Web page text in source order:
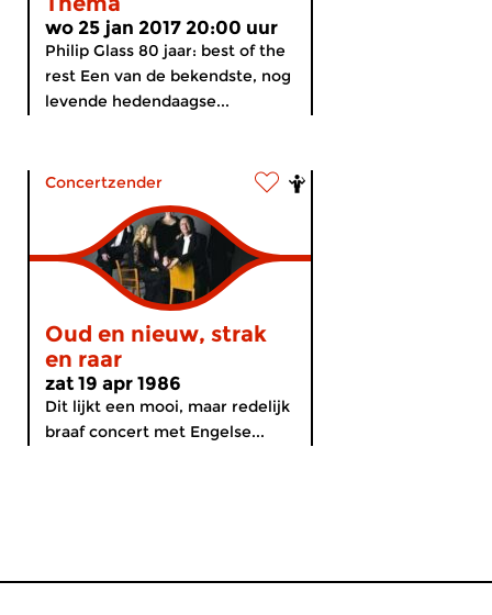
wo 25 jan 2017 20:00 uur
Philip Glass 80 jaar: best of the
rest Een van de bekendste, nog
levende hedendaagse...
Concertzender
Oud en nieuw, strak
en raar
zat 19 apr 1986
Dit lijkt een mooi, maar redelijk
braaf concert met Engelse...